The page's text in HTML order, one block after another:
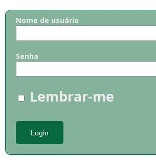
Nome de usuário
Senha
Lembrar-me